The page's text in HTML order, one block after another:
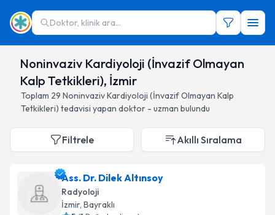
Doktor, klinik ara...
Noninvaziv Kardiyoloji (İnvazif Olmayan
Kalp Tetkikleri), İzmir
Toplam 29 Noninvaziv Kardiyoloji (İnvazif Olmayan Kalp
Tetkikleri) tedavisi yapan doktor - uzman bulundu
Filtrele Akıllı Sıralama
Ass. Dr. Dilek Altınsoy
Radyoloji
İzmir, Bayraklı